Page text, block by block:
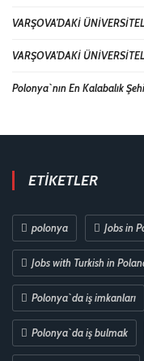
VARŞOVA’DAKİ
VARŞOVA’DAKİ
Polonya`nın En Kalabalık
ETIKETLER
polonya Jobs in
Jobs with Turkish in
Polonya`da iş imkanları
Polonya`da iş bulmak